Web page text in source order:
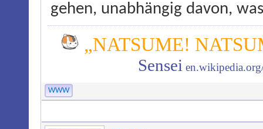
gehen, unabhängig davon,
„NATSUME!
Sensei
WWW